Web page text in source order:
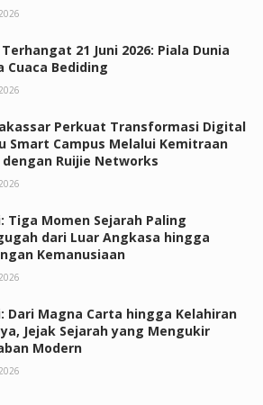
21 Juni 2026: Piala Dunia
Cuaca Bediding
Perkuat Transformasi Digital
Smart Campus Melalui Kemitraan
dengan Ruijie Networks
Tiga Momen Sejarah Paling
dari Luar Angkasa hingga
Kemanusiaan
Dari Magna Carta hingga Kelahiran
Jejak Sejarah yang Mengukir
Modern